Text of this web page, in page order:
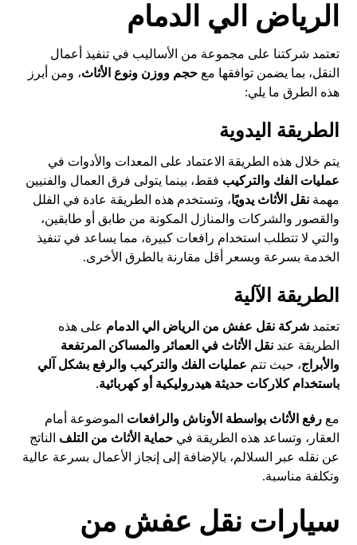
الرياض الي الدمام
تعتمد شركتنا على مجموعة من الأساليب في تنفيذ أعمال
النقل، بما يضمن توافقها معحجم ووزن ونوع الأثاث، ومن أبرز
هذه الطرق ما يلي:
الطريقة اليدوية
يتم خلال هذه الطريقة الاعتماد على المعدات والأدوات في
عمليات الفك والتركيب فقط، بينما يتولى فرق العمال والفنيين
مهمةنقل الأثاث يدويًا، وتستخدم هذه الطريقة عادة في الفلل
والقصور والشركات والمنازل المكونة من طابق أو طابقين،
والتي لا تتطلب استخدام رافعات كبيرة، مما يساعد في تنفيذ
الخدمة بسرعة وبسعر أقل مقارنة بالطرق الأخرى.
الطريقة الآلية
تعتمدشركة نقل عفش من الرياض الي الدمام على هذه
الطريقة عندنقل الأثاث في العمائر والمساكن المرتفعة
والأبراج، حيث تتم عمليات الفك والتركيب والرفع بشكل آلي
باستخدام كلاركات حديثة هيدروليكية أو كهربائية.
معرفع الأثاث بواسطة الأوناش والرافعات الموضوعة أمام
العقار، وتساعد هذه الطريقة فيحماية الأثاث من التلف الناتج
عن نقله عبر السلالم، بالإضافة إلى إنجاز الأعمال بسرعة عالية
وتكلفة مناسبة.
سيارات نقل عفش من